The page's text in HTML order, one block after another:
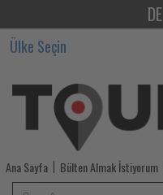
Turizm
varlıklarının
değer
artışında
renovasyon
DE
Ülke Seçin
Ana Sayfa Bülten Almak İstiyorum